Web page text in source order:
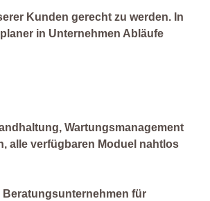
Kunden gerecht zu werden. In
in Unternehmen Abläufe
Wartungsmanagement
alle verfügbaren Moduel nahtlos
für